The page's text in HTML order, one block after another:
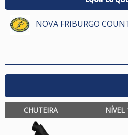
NOVA FRIBURGO
CHUTEIRA NÍVEL